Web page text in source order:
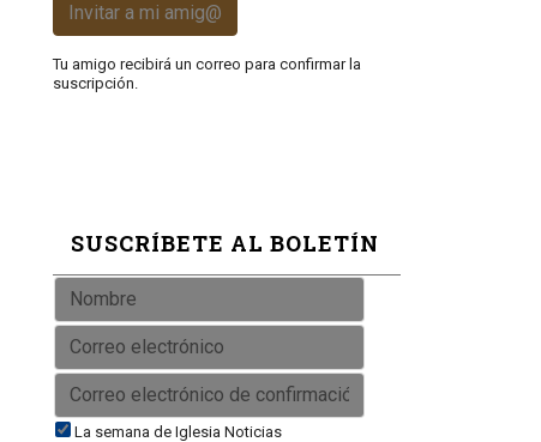
Invitar a mi amig@
Tu amigo recibirá un correo para confirmar la
suscripción.
SUSCRÍBETE AL BOLETÍN
La semana de Iglesia Noticias